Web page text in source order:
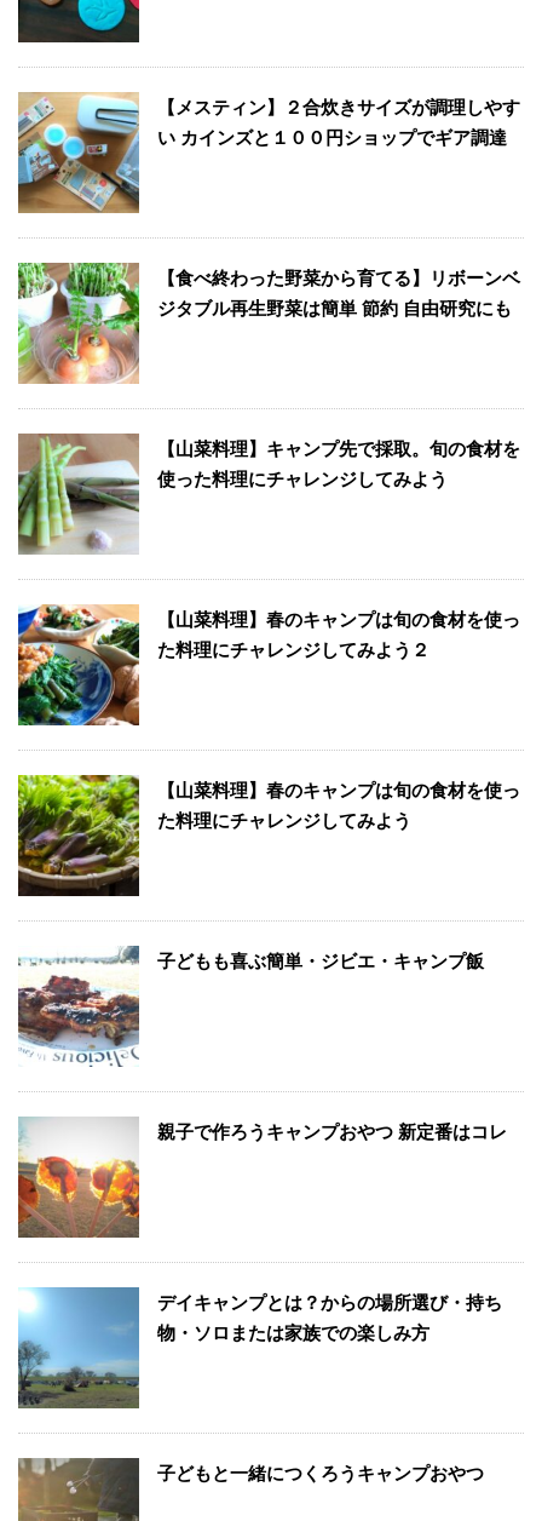
【メスティン】２合炊きサイズが調理しやす
い カインズと１００円ショップでギア調達
【食べ終わった野菜から育てる】リボーンベ
ジタブル再生野菜は簡単 節約 自由研究にも
【山菜料理】キャンプ先で採取。旬の食材を
使った料理にチャレンジしてみよう
【山菜料理】春のキャンプは旬の食材を使っ
た料理にチャレンジしてみよう２
【山菜料理】春のキャンプは旬の食材を使っ
た料理にチャレンジしてみよう
子どもも喜ぶ簡単・ジビエ・キャンプ飯
親子で作ろうキャンプおやつ 新定番はコレ
デイキャンプとは？からの場所選び・持ち
物・ソロまたは家族での楽しみ方
子どもと一緒につくろうキャンプおやつ